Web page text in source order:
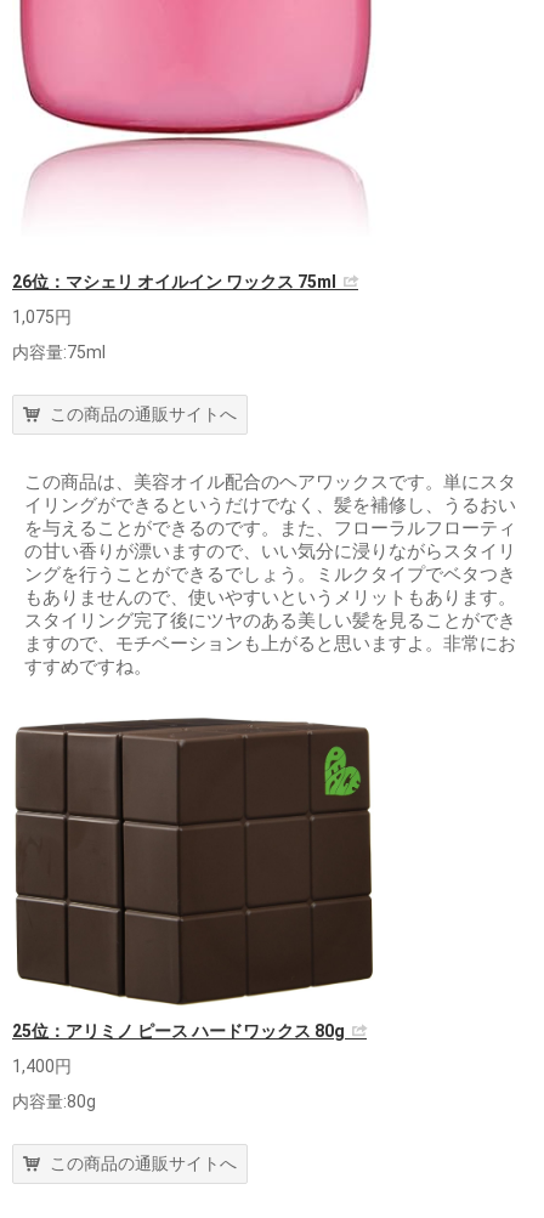
26位：マシェリ オイルイン ワックス 75ml
1,075円
内容量:75ml
この商品の通販サイトへ
この商品は、美容オイル配合のヘアワックスです。単にスタ
イリングができるというだけでなく、髪を補修し、うるおい
を与えることができるのです。また、フローラルフローティ
の甘い香りが漂いますので、いい気分に浸りながらスタイリ
ングを行うことができるでしょう。ミルクタイプでベタつき
もありませんので、使いやすいというメリットもあります。
スタイリング完了後にツヤのある美しい髪を見ることができ
ますので、モチベーションも上がると思いますよ。非常にお
すすめですね。
25位：アリミノ ピース ハードワックス 80g
1,400円
内容量:80g
この商品の通販サイトへ